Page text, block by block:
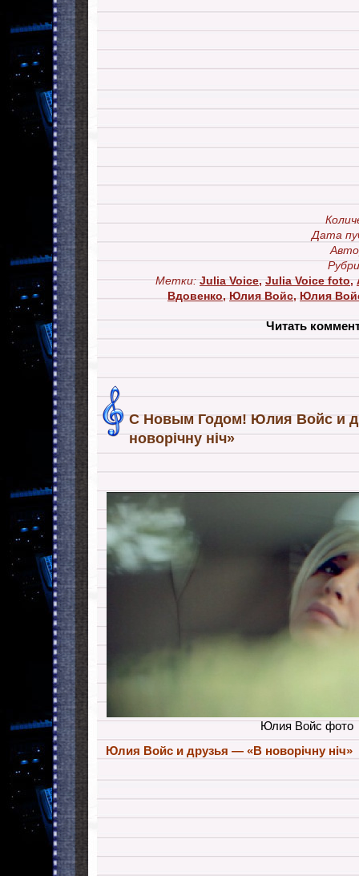
Дата
Метки: Julia Voice,Julia Voice foto,
Вдовенко,Юлия Войс,Юлия
Читать
С Новым Годом! Юлия Войс и
новорічну ніч»
Юлия Войс фото
Юлия Войс и друзья — «В новорічну ніч»